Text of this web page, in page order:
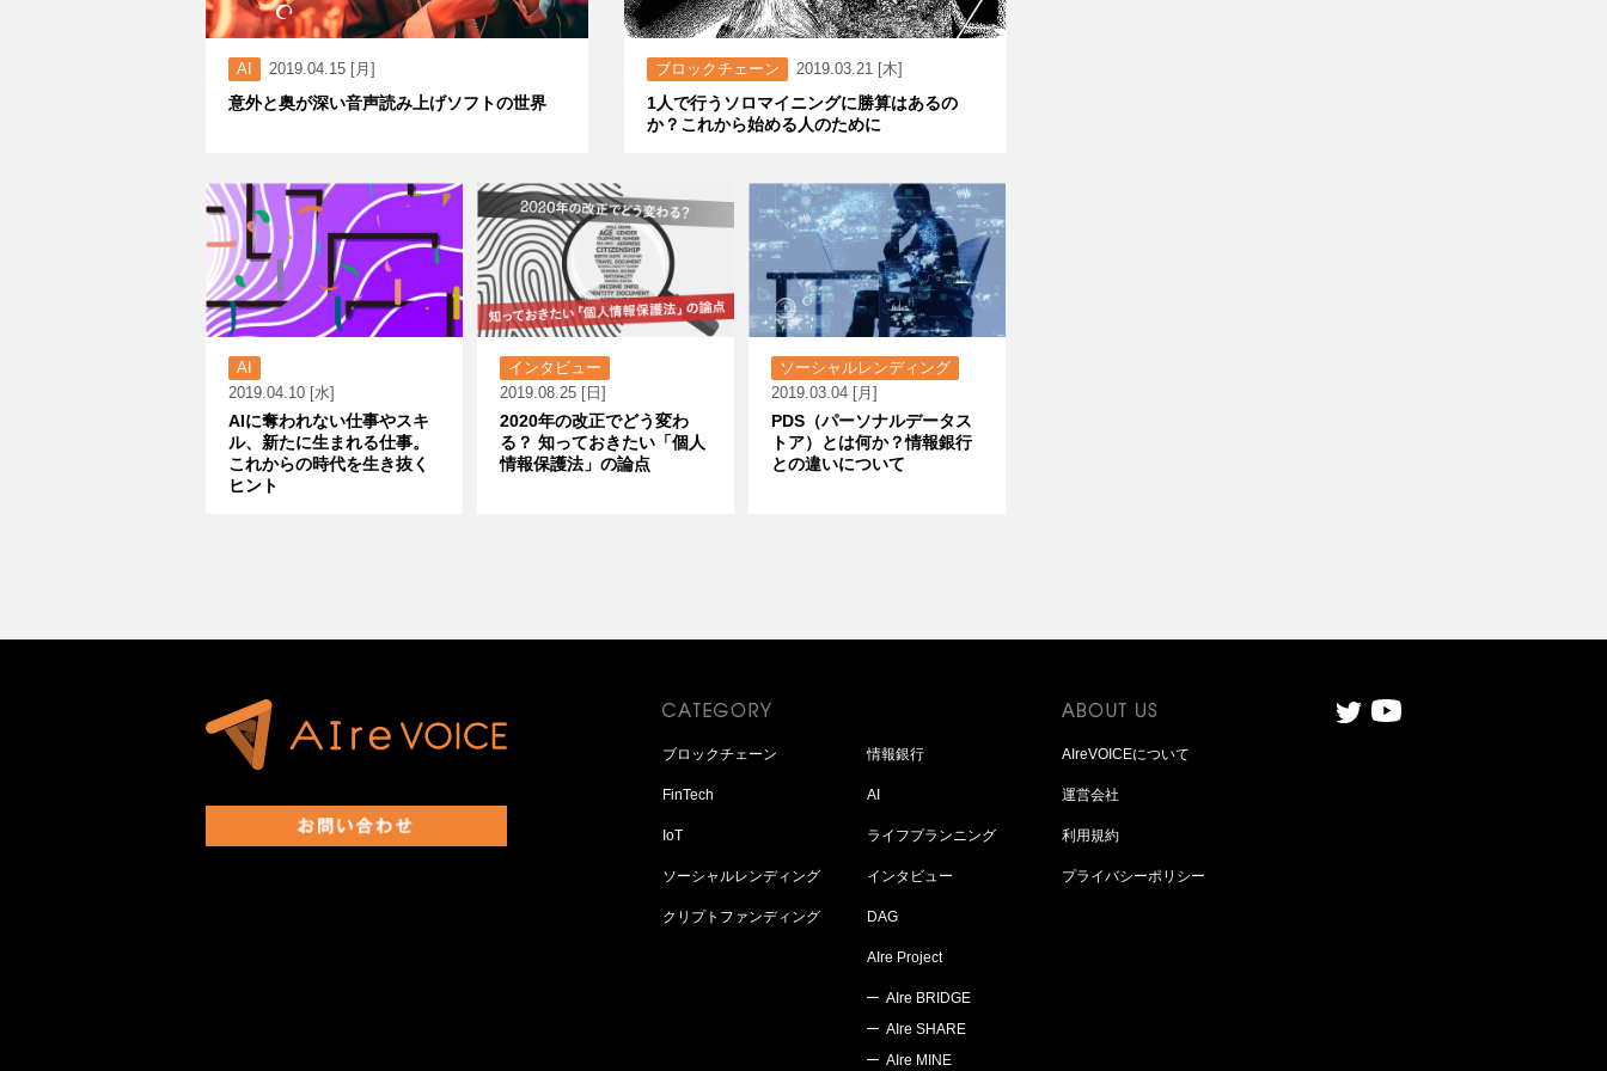
AI 2019.04.15 [月]
意外と奥が深い音声読み上げソフトの世界
ブロックチェーン 2019.03.21 [木]
1人で行うソロマイニングに勝算はあるの
か？これから始める人のために
AI
2019.04.10 [水]
AIに奪われない仕事やスキ
ル、新たに生まれる仕事。
これからの時代を生き抜く
ヒント
インタビュー
2019.08.25 [日]
2020年の改正でどう変わ
る？ 知っておきたい「個人
情報保護法」の論点
ソーシャルレンディング
2019.03.04 [月]
PDS（パーソナルデータス
トア）とは何か？情報銀行
との違いについて
ブロックチェーン
FinTech
IoT
ソーシャルレンディング
クリプトファンディング
情報銀行
AI
ライフプランニング
インタビュー
DAG
AIre Project
AIre BRIDGE
AIre SHARE
AIre MINE
AIreVOICEについて
運営会社
利用規約
プライバシーポリシー